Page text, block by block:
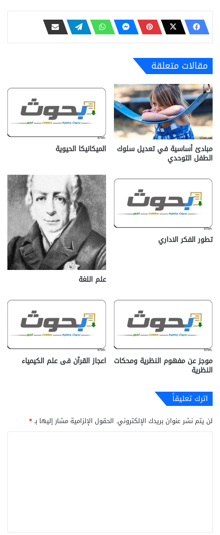
مقالات متعلقة
مبادئ أساسية في تعديل سلوك
الطفل التوحدي
الميكانيكا الحيوية
تطور الفكر الاداري
علم اللغة
موجز عن مفهوم النظرية ومحكات
النظرية
اعجاز القرآن فى علم الكيمياء
اترك تعليقاً
لن يتم نشر عنوان بريدك الإلكتروني. الحقول الإلزامية مشار إليها بـ*